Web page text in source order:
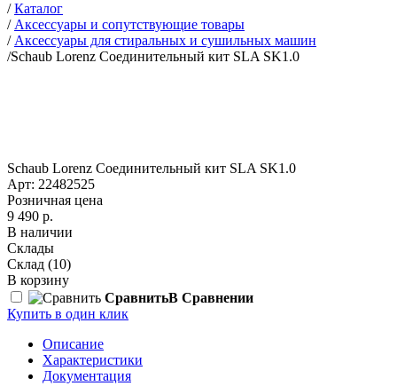
/ Каталог
/ Аксессуары и сопутствующие товары
/ Аксессуары для стиральных и сушильных машин
/Schaub Lorenz Соединительный кит SLA SK1.0
Schaub Lorenz Соединительный кит SLA SK1.0
Арт: 22482525
Розничная цена
9 490 р.
В наличии
Склады
Склад (10)
В корзину
СравнитьВ Сравнении
Купить в один клик
Описание
Характеристики
Документация